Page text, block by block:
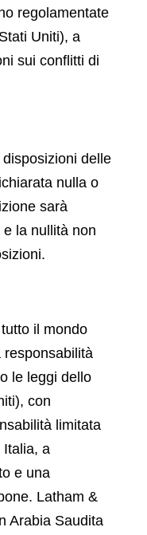
regolamentate
Uniti), a
sui conflitti di
delle
nulla o
sarà
la nullità non
il mondo
responsabilità
le leggi dello
con
limitata
Italia, a
e una
Latham &
Arabia Saudita